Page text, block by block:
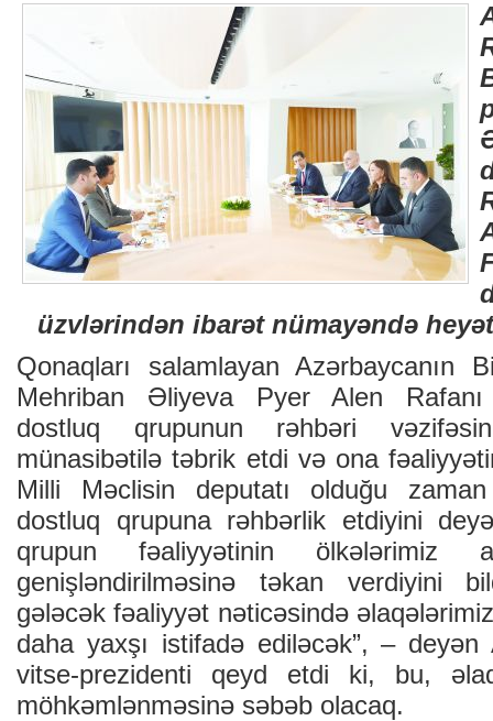
üzvlərindən ibarət nümayəndə
Qonaqları salamlayan Azərbaycanın
Mehriban Əliyeva Pyer Alen Rafanı
dostluq qrupunun rəhbəri
münasibətilə təbrik etdi və ona
Milli Məclisin deputatı olduğu zaman
dostluq qrupuna rəhbərlik etdiyini
qrupun fəaliyyətinin ölkələrimiz
genişləndirilməsinə təkan verdiyini
gələcək fəaliyyət nəticəsində
daha yaxşı istifadə ediləcək”, – deyən
vitse-prezidenti qeyd etdi ki, bu,
möhkəmlənməsinə səbəb olacaq.